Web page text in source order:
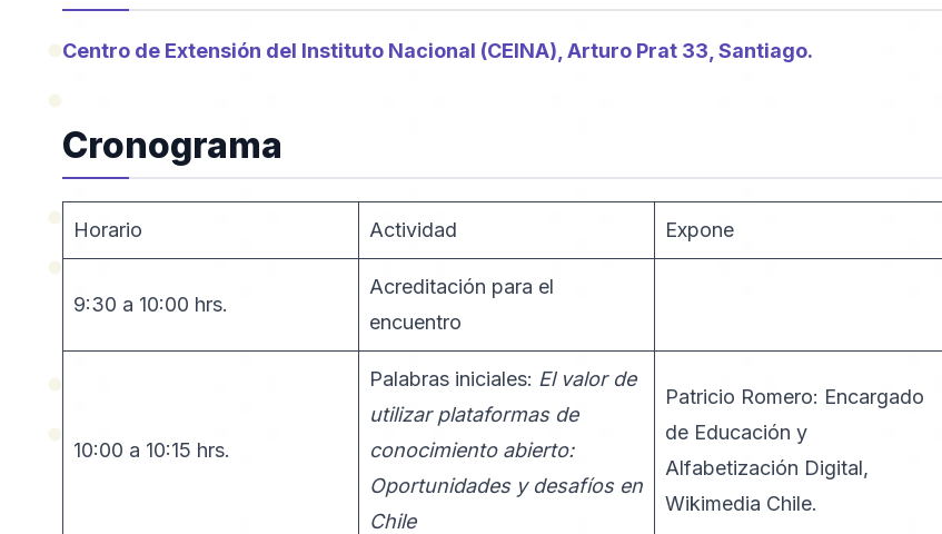
Centro de Extensión del Instituto Nacional (CEINA), Arturo Prat 33, Santiago.
Cronograma
Horario Actividad Expone
9:30 a 10:00 hrs.
Acreditación para el
encuentro
10:00 a 10:15 hrs.
Palabras iniciales: El valor de
utilizar plataformas de
conocimiento abierto:
Oportunidades y desafíos en
Chile
Patricio Romero: Encargado
de Educación y
Alfabetización Digital,
Wikimedia Chile.